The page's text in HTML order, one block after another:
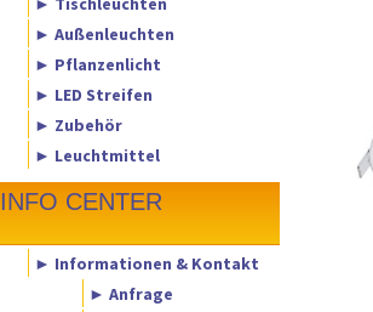
► Außenleuchten
► Pflanzenlicht
► LED Streifen
► Zubehör
► Leuchtmittel
INFO CENTER
► Informationen & Kontakt
► Anfrage